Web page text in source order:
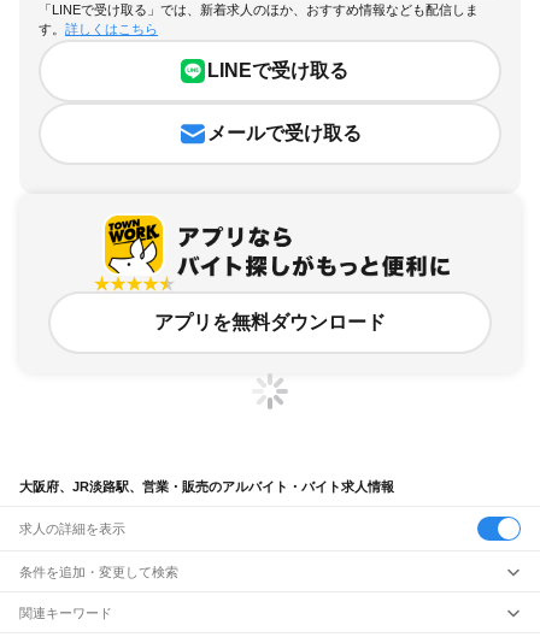
「LINEで受け取る」では、新着求人のほか、おすすめ情報なども配信しま
す。 詳しくはこちら
LINEで受け取る
メールで受け取る
アプリを無料ダウンロード
大阪府、JR淡路駅、営業・販売のアルバイト・バイト求人情報
求人の詳細を表示
条件を追加・変更して検索
市区町村を追加・変更
関連キーワード